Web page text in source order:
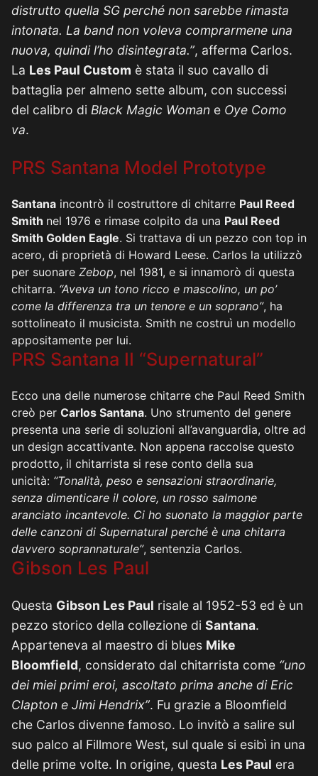
distrutto quella SG perché non sarebbe rimasta
intonata. La band non voleva comprarmene una
nuova, quindi l’ho disintegrata.”, afferma Carlos.
La Les Paul Custom è stata il suo cavallo di
battaglia per almeno sette album, con successi
del calibro di Black Magic Woman e Oye Como
va.
PRS Santana Model Prototype
Santana incontrò il costruttore di chitarre Paul Reed
Smith nel 1976 e rimase colpito da una Paul Reed
Smith Golden Eagle. Si trattava di un pezzo con top in
acero, di proprietà di Howard Leese. Carlos la utilizzò
per suonare Zebop, nel 1981, e si innamorò di questa
chitarra. “Aveva un tono ricco e mascolino, un po’
come la differenza tra un tenore e un soprano”, ha
sottolineato il musicista. Smith ne costruì un modello
appositamente per lui.
PRS Santana II “Supernatural”
Ecco una delle numerose chitarre che Paul Reed Smith
creò per Carlos Santana. Uno strumento del genere
presenta una serie di soluzioni all’avanguardia, oltre ad
un design accattivante. Non appena raccolse questo
prodotto, il chitarrista si rese conto della sua
unicità: “Tonalità, peso e sensazioni straordinarie,
senza dimenticare il colore, un rosso salmone
aranciato incantevole. Ci ho suonato la maggior parte
delle canzoni di Supernatural perché è una chitarra
davvero soprannaturale”, sentenzia Carlos.
Gibson Les Paul
Questa Gibson Les Paul risale al 1952-53 ed è un
pezzo storico della collezione di Santana.
Apparteneva al maestro di blues Mike
Bloomfield, considerato dal chitarrista come “uno
dei miei primi eroi, ascoltato prima anche di Eric
Clapton e Jimi Hendrix”. Fu grazie a Bloomfield
che Carlos divenne famoso. Lo invitò a salire sul
suo palco al Fillmore West, sul quale si esibì in una
delle prime volte. In origine, questa Les Paul era